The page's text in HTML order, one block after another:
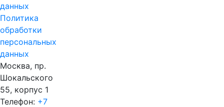
данных
Политика
обработки
персональных
данных
Москва, пр.
Шокальского
55, корпус 1
Телефон: +7